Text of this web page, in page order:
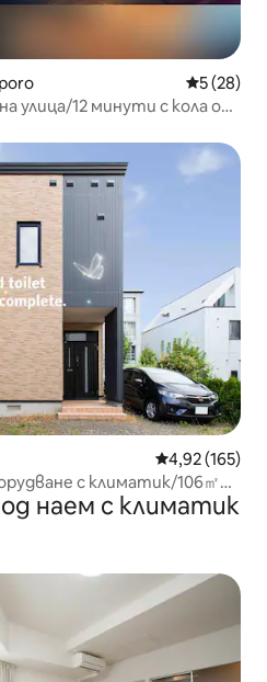
Средна
5 (28)
улица/12 минути с кола от
паркинг за 2 коли
Средна
4,92 (165)
с климатик/106㎡
спални +3 бани/6 минути
наем с климатик